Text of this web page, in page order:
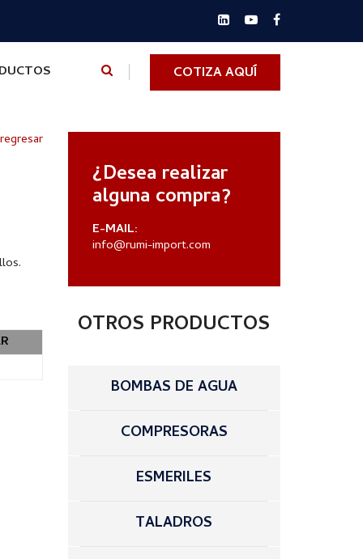
COTIZA AQUÍ
¿Desea realizar
alguna compra?
E-MAIL:
info@rumi-import.com
OTROS PRODUCTOS
BOMBAS DE AGUA
COMPRESORAS
ESMERILES
TALADROS